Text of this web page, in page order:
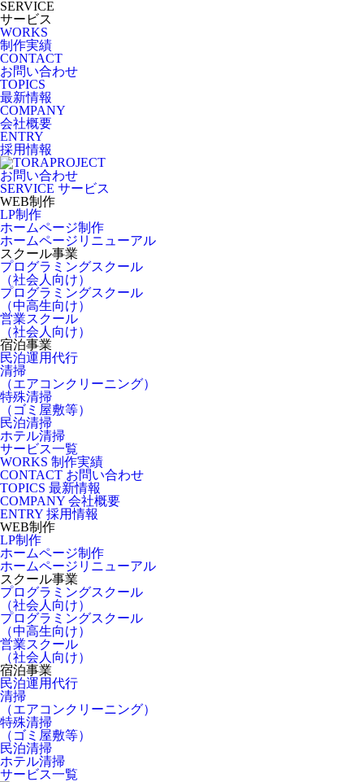
SERVICE
サービス
WORKS
制作実績
CONTACT
お問い合わせ
TOPICS
最新情報
COMPANY
会社概要
ENTRY
採用情報
お問い合わせ
SERVICE サービス
WEB制作
LP制作
ホームページ制作
ホームページリニューアル
スクール事業
プログラミングスクール
（社会人向け）
プログラミングスクール
（中高生向け）
営業スクール
（社会人向け）
宿泊事業
民泊運用代行
清掃
（エアコンクリーニング）
特殊清掃
（ゴミ屋敷等）
民泊清掃
ホテル清掃
サービス一覧
WORKS 制作実績
CONTACT お問い合わせ
TOPICS 最新情報
COMPANY 会社概要
ENTRY 採用情報
WEB制作
LP制作
ホームページ制作
ホームページリニューアル
スクール事業
プログラミングスクール
（社会人向け）
プログラミングスクール
（中高生向け）
営業スクール
（社会人向け）
宿泊事業
民泊運用代行
清掃
（エアコンクリーニング）
特殊清掃
（ゴミ屋敷等）
民泊清掃
ホテル清掃
サービス一覧